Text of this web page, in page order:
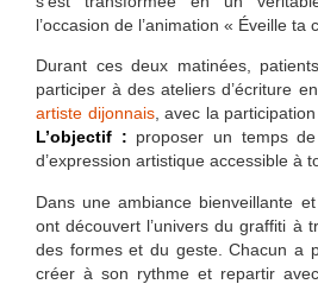
l’occasion de l’animation « Éveille ta
Durant ces deux matinées,
participer à des ateliers d’écriture
artiste dijonnais, avec la participation
L’objectif : proposer un temps
d’expression artistique accessible à
Dans une ambiance bienveillante
ont découvert l’univers du graffiti à
des formes et du geste. Chacun a
créer à son rythme et repartir